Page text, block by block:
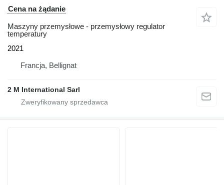
Cena na żądanie
Maszyny przemysłowe - przemysłowy regulator
temperatury
2021
Francja, Bellignat
2 M International Sarl